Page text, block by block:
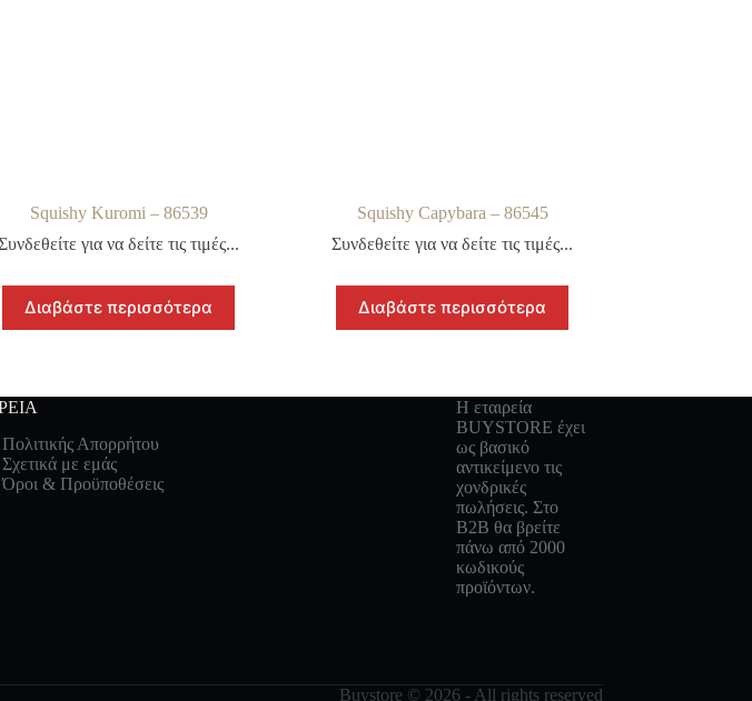
Squishy Kuromi – 86539
για να δείτε τις τιμές...
Διαβάστε περισσότερα
Squishy Capybara – 86545
Συνδεθείτε για να δείτε τις τιμές...
Διαβάστε περισσότερα
Πολιτικής Απορρήτου
Σχετικά με εμάς
Όροι & Προϋποθέσεις
Η εταιρεία
BUYSTORE έχει
ως βασικό
αντικείμενο τις
χονδρικές
πωλήσεις. Στο
B2B θα βρείτε
πάνω από 2000
κωδικούς
προϊόντων.
Buystore © 2026 - All rights reserved